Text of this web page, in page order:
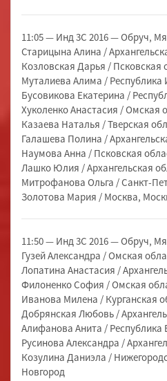
11:05 — Инд 3С 2016 — Обруч,
Старицына Алина /
Козловская Дарья / Псковская
Муталиева Алима /
Бусовикова Екатерина /
Хуколенко Анастасия / Омская
Казаева Наталья / Тверская
Галашева Полина /
Наумова Анна / Псковская
Лашко Юлия / Архангельская
Митрофанова Ольга / Санкт-
Золотова Мария / Москва,
11:50 — Инд 3С 2016 — Обруч,
Гузей Александра / Омская
Лопатина Анастасия /
Филоненко София / Омская
Иванова Милена / Курганская
Добрянская Любовь /
Алифанова Анита / Республика
Русинова Александра /
Козулина Даниэла /
Новгород